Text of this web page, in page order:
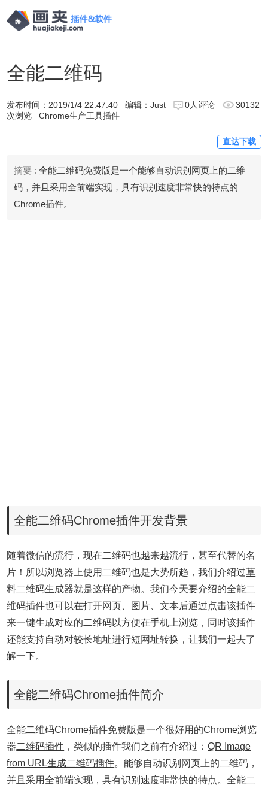
全能二维码
发布时间： 2019/1/4 22:47:40 编辑：Just 0人评论
30132
次浏览
Chrome生产工具插件
直达下载
摘要 : 全能二维码免费版是一个能够自动识别网页上的二维
码，并且采用全前端实现，具有识别速度非常快的特点的
Chrome插件。
全能二维码Chrome插件开发背景
随着微信的流行，现在二维码也越来越流行，甚至代替的名
片！所以浏览器上使用二维码也是大势所趋，我们介绍过草
料二维码生成器就是这样的产物。我们今天要介绍的全能二
维码插件也可以在打开网页、图片、文本后通过点击该插件
来一键生成对应的二维码以方便在手机上浏览，同时该插件
还能支持自动对较长地址进行短网址转换，让我们一起去了
解一下。
全能二维码Chrome插件简介
全能二维码Chrome插件免费版是一个很好用的Chrome浏览
器二维码插件 ，类似的插件我们之前有介绍过：QR Image
from URL生成二维码插件。能够自动识别网页上的二维码，
并且采用全前端实现，具有识别速度非常快的特点。全能二